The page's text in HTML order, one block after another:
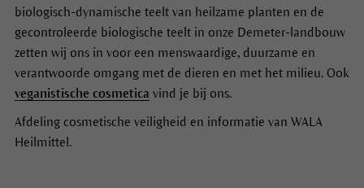
biologisch-dynamische teelt van heilzame planten en de
gecontroleerde biologische teelt in onze Demeter-landbouw
zetten wij ons in voor een menswaardige, duurzame en
verantwoorde omgang met de dieren en met het milieu. Ook
veganistische cosmetica vind je bij ons.
Afdeling cosmetische veiligheid en informatie van WALA
Heilmittel.